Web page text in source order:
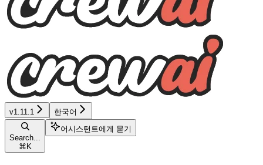
v1.11.1 한국어
Search...
⌘ K
어시스턴트에게 묻기